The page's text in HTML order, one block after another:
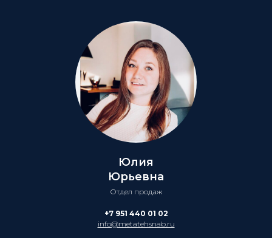
Юлия
Юрьевна
Отдел продаж
+7 951 440 01 02
info@metatehsnab.ru